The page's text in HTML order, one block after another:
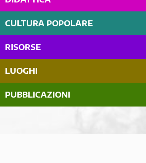
CULTURA POPOLARE
RISORSE
LUOGHI
PUBBLICAZIONI